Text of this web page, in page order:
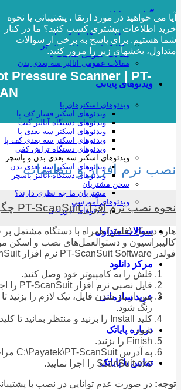
آکادمی پایاتک
مقالات دستگاه اسکن پا
مقالات عمومی آنالیز پاسچر
مقالات عمومی سلامت پا
مقالات عمومی آنالیز سه بعدی بدن
ویدئوهای پایاتک
ویدئوهای اسکنرهای پا
ویدئوهای اسکنر فشار کف پا
ویدئوهای دستگاه آنالیز گیت
ویدئوهای اسکنر سه بعدی پا
ویدئوهای اسکنر سه بعدی کف پا
ویدئوهای دستگاه تراش کفی
ویدئوهای اسکنر سه بعدی بدن و پاسچر
ویدئوهای اسکنر سه بعدی بدن
ویدئوهای دستگاه آنالیز پاسچر
سخن مشتریان
مشتریان ما چه نظری دارند؟
ویدئوهای آموزشی
ویدئوهای آموزشی
سوالات متداول
مرکز دانلود
خرید سازمانی
درباره پایاتک
تماس با پایاتک
آیا می خواهید در مورد ارتقا ، پشتیبانی یا نحوه
خرید اطلاعات بیشتری کسب کنید؟ ما در کنار
شما هستیم. برای پاسخ به برخی از سوالات
متداول، بخشهای زیر را مرور کنید.
Pressure Scanner | PT-
نصب نرم افزار و تنظیمات
نحوه نصب نرم افزار PT-ScanSuit چگونه است؟
هارد دیسک (فلش) همراه با دستگاه مشتمل بر
کالیبراسیون و دستوالعمل‌های نصب و اسکن
فولدر PT-ScanSuit Software نرم افزار PT-ScanSuit
فلش را به کامپیوتر خود وصل کنید.
فایل نصبی نرم افزار PT-ScanSuit را اجرا کنید.
رنگ شود.
شود.
Finish را بزنید.
ScanSuit.exe را اجرا نمایید.
توجه: در صورت عدم توانایی در نصب با